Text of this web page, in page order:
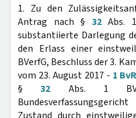
1. Zu den
Antrag nach § 32Abs. 1
substantiierte Darlegung
den Erlass einer
BVerfG, Beschluss der 3.
vom 23. August 2017 - 1
§32 Abs. 1